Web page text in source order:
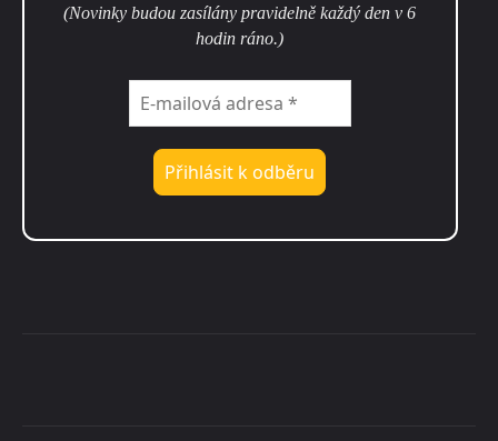
(Novinky budou zasílány pravidelně každý den v 6
hodin ráno.)